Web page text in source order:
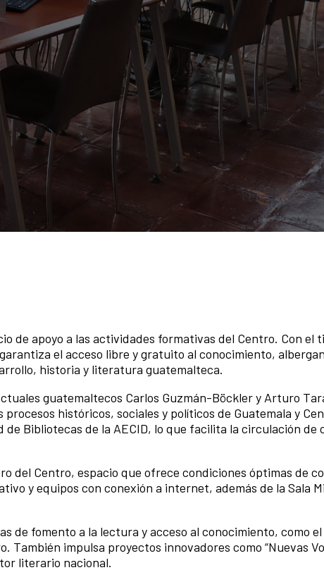
de apoyo a las actividades formativas del Centro. Con el
el acceso libre y gratuito al conocimiento,
historia y literatura guatemalteca.
guatemaltecos Carlos Guzmán-Böckler y Arturo
históricos, sociales y políticos de Guatemala y
Bibliotecas de la AECID, lo que facilita la circulación de
del Centro, espacio que ofrece condiciones óptimas de
y equipos con conexión a internet, además de la Sala
de fomento a la lectura y acceso al conocimiento, como
impulsa proyectos innovadores como “Nuevas
literario nacional.